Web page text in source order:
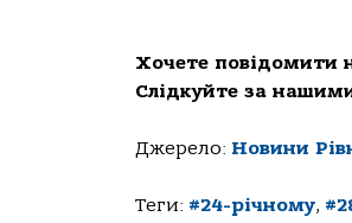
Хочете повідомити
Слідкуйте за
Джерело: Новини
Теги: #24-річному,